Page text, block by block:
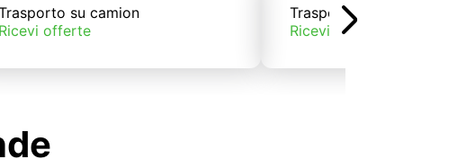
su camion
Ricevi offerte
Trasporto su treno
Ricevi offerte